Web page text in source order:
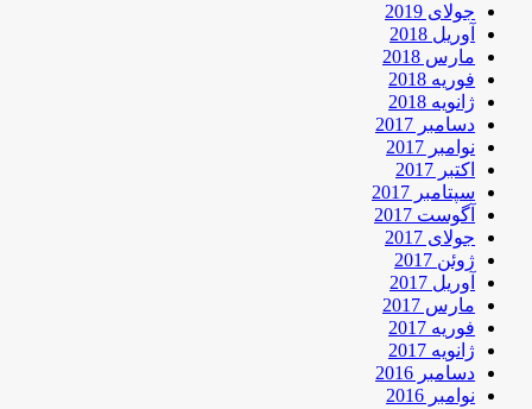
جولای 2019
آوریل 2018
مارس 2018
فوریه 2018
ژانویه 2018
دسامبر 2017
نوامبر 2017
اکتبر 2017
سپتامبر 2017
آگوست 2017
جولای 2017
ژوئن 2017
آوریل 2017
مارس 2017
فوریه 2017
ژانویه 2017
دسامبر 2016
نوامبر 2016